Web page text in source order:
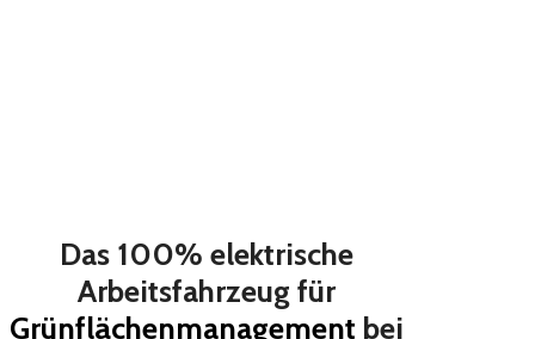
Das 100% elektrische
Arbeitsfahrzeug für
Grünflächenmanagement bei